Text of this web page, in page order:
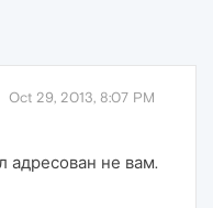
Oct 29, 2013, 8:07 PM
адресован не вам.